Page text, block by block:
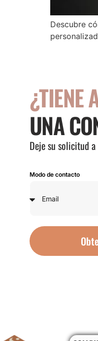
Descubre
¿TIENE
UNA
Deje su solicitud
Modo de contacto